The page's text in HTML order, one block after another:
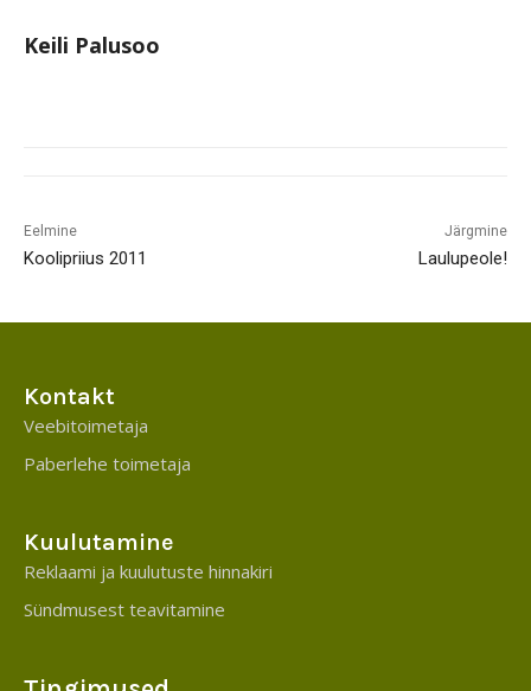
Keili Palusoo
Eelmine
Koolipriius 2011
Järgmine
Laulupeole!
Kontakt
Veebitoimetaja
Paberlehe toimetaja
Kuulutamine
Reklaami ja kuulutuste hinnakiri
Sündmusest teavitamine